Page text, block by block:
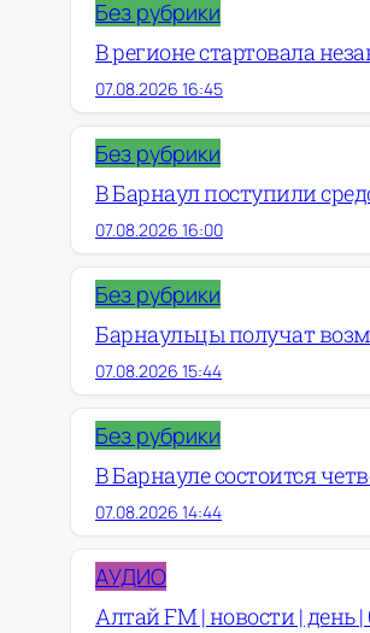
Без рубрики
В регионе стартовала
07.08.2026 16:45
Без рубрики
В Барнаул поступили
07.08.2026 16:00
Без рубрики
Барнаульцы получат
07.08.2026 15:44
Без рубрики
В Барнауле состоится
07.08.2026 14:44
АУДИО
Алтай FM | новости | день |